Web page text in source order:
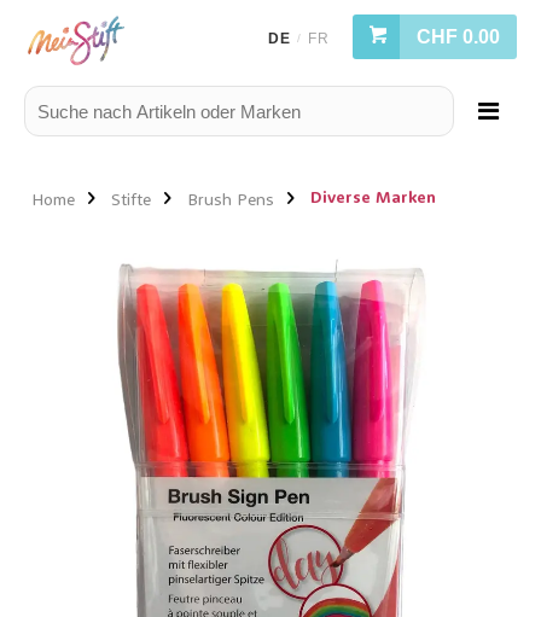
DE / FR CHF 0.00
Home Stifte Brush Pens Diverse Marken